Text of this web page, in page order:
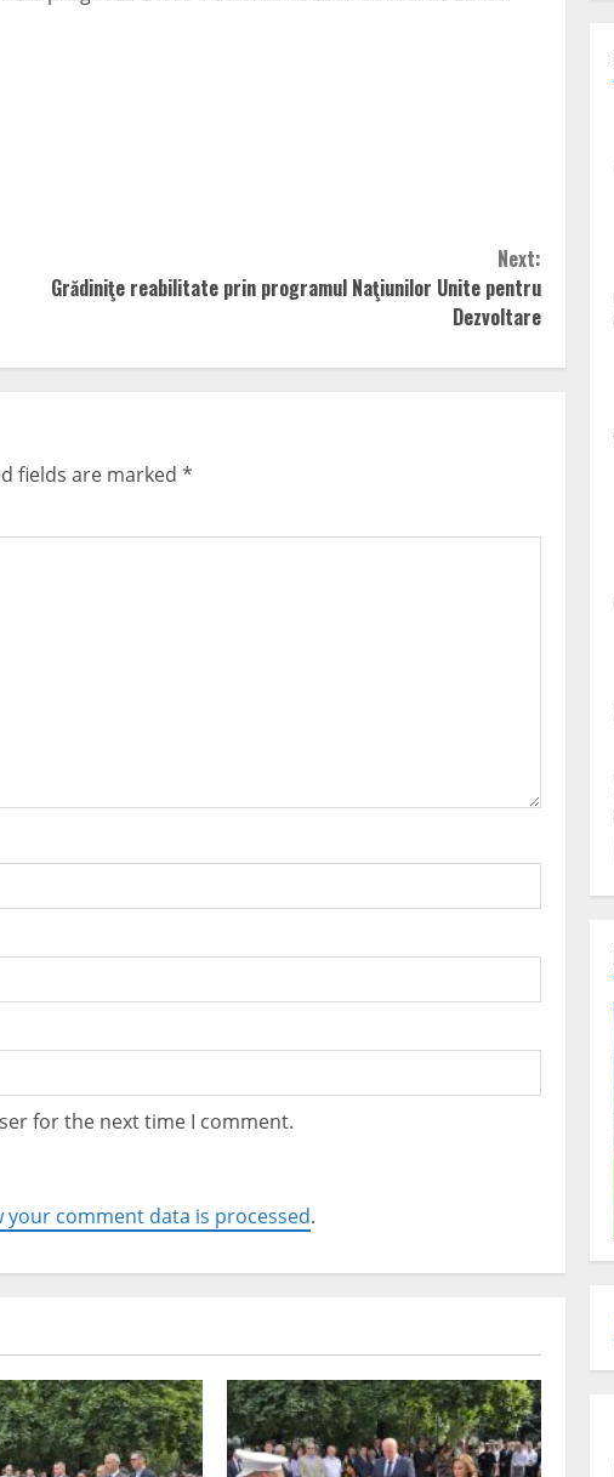
Next:
Grădiniţe reabilitate prin programul Naţiunilor Unite pentru
Dezvoltare
fields are marked *
for the next time I comment.
your comment data is processed.